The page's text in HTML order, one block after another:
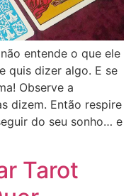
entende o que ele
quis dizer algo. E se
Observe a
dizem. Então respire
do seu sonho… e
Tarot